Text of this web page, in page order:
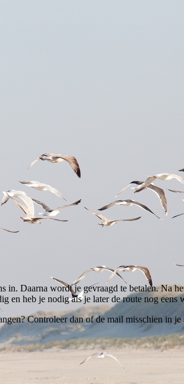
in. Daarna wordt je gevraagd te betalen. Na
en heb je nodig als je later de route nog eens
Controleer dan of de mail misschien in